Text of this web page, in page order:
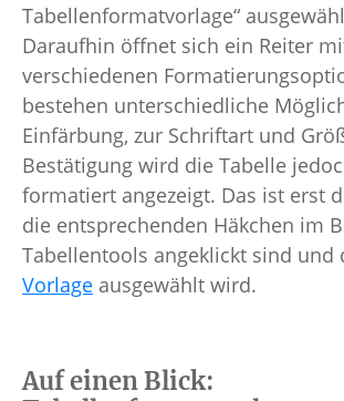
Tabellenformatvorlage“
Daraufhin öffnet sich ein Reiter
verschiedenen
bestehen unterschiedliche
Einfärbung, zur Schriftart und
Bestätigung wird die Tabelle
formatiert angezeigt. Das ist erst
die entsprechenden Häkchen im
Tabellentools angeklickt sind und
Vorlage ausgewählt wird.
Auf einen Blick: